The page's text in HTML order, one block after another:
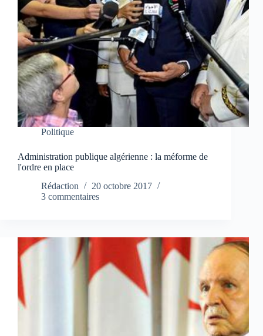
Politique
Administration publique algérienne : la méforme de
l'ordre en place
Rédaction
20 octobre 2017
3 commentaires